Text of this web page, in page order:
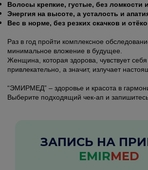
Волосы крепкие, густые, без ломкости
Энергия на высоте, а усталость и
Вес в норме, без резких скачков и
Раз в год пройти комплексное
минимальное вложение в будущее.
Женщина, которая здорова, чувствует
привлекательно, а значит, излучает
“ЭМИРМЕД” – здоровье и красота в
Выберите подходящий чек-ап и
ЗАПИСЬ НА
EMIRMED